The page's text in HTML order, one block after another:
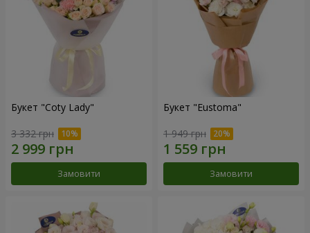
Букет "Coty Lady"
3 332 грн
Замовити
Букет "Eustoma"
1 949 грн
Замовити